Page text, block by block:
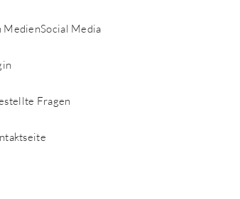
MedienSocial Media
Fragen